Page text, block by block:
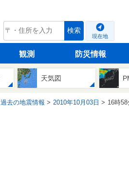
tenki.jp 検索
現在地
観測 防災情報
天気図
過去の地震情報 2010年10月03日 16時